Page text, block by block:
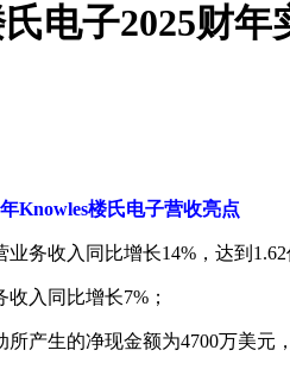
电子2025财
Knowles楼氏电子营收亮点
务收入同比增长14%，达到
入同比增长7%；
产生的净现金额为4700万美元